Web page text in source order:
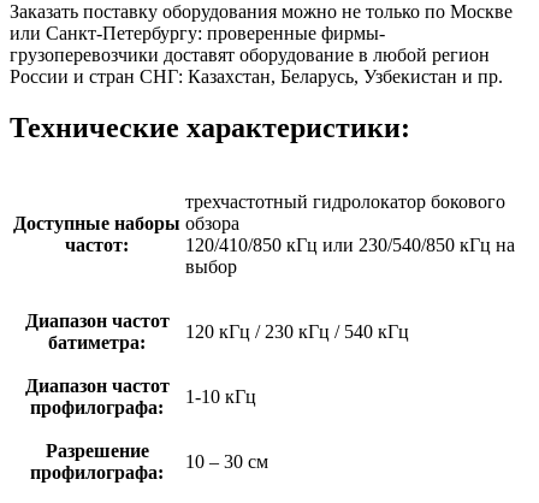
Заказать поставку оборудования можно не только по Москве
или Санкт-Петербургу: проверенные фирмы-
грузоперевозчики доставят оборудование в любой регион
России и стран СНГ: Казахстан, Беларусь, Узбекистан и пр.
Технические характеристики:
Доступные наборы
частот:
трехчастотный гидролокатор бокового
обзора
120/410/850 кГц или 230/540/850 кГц на
выбор
Диапазон частот
батиметра:
120 кГц / 230 кГц / 540 кГц
Диапазон частот
профилографа:
1-10 кГц
Разрешение
профилографа:
10 – 30 см